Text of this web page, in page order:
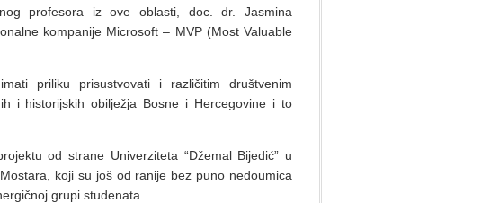
profesora iz ove oblasti, doc. dr. Jasmina
kompanije Microsoft – MVP (Most Valuable
priliku prisustvovati i različitim društvenim
i historijskih obilježja Bosne i Hercegovine i to
od strane Univerziteta “Džemal Bijedić” u
koji su još od ranije bez puno nedoumica
grupi studenata.